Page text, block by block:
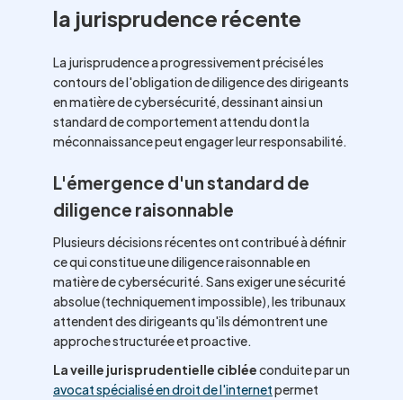
la jurisprudence récente
La jurisprudence a progressivement précisé les
contours de l'obligation de diligence des dirigeants
en matière de cybersécurité, dessinant ainsi un
standard de comportement attendu dont la
méconnaissance peut engager leur responsabilité.
L'émergence d'un standard de
diligence raisonnable
Plusieurs décisions récentes ont contribué à définir
ce qui constitue une diligence raisonnable en
matière de cybersécurité. Sans exiger une sécurité
absolue (techniquement impossible), les tribunaux
attendent des dirigeants qu'ils démontrent une
approche structurée et proactive.
La veille jurisprudentielle cibléeconduite par un
avocat spécialisé en droit de l'internetpermet